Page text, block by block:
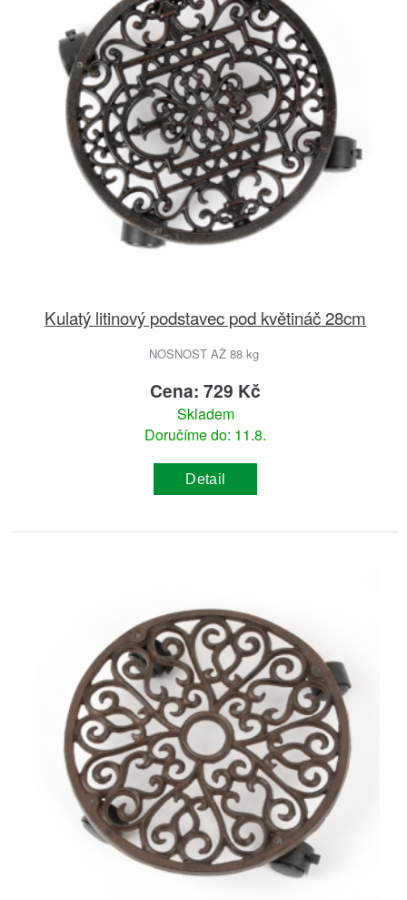
Kulatý litinový podstavec pod květináč 28cm
NOSNOST AŽ 88 kg
Cena: 729 Kč
Skladem
Doručíme do: 11.8.
Detail